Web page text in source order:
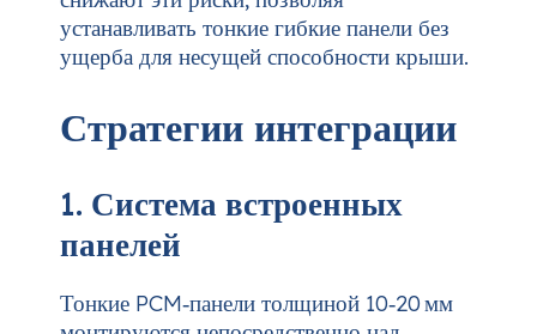
устанавливать тонкие гибкие панели без
ущерба для несущей способности крыши.
Стратегии интеграции
1. Система встроенных
панелей
Тонкие PCM‑панели толщиной 10‑20 мм